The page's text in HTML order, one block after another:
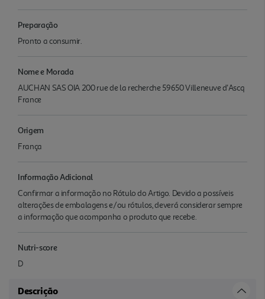
Preparação
Pronto a consumir.
Nome e Morada
AUCHAN SAS OIA 200 rue de la recherche 59650 Villeneuve d'Ascq
France
Origem
França
Informação Adicional
Confirmar a informação no Rótulo do Artigo. Devido a possíveis
alterações de embalagens e/ou rótulos, deverá considerar sempre
a informação que acompanha o produto que recebe.
Nutri-score
D
Descrição